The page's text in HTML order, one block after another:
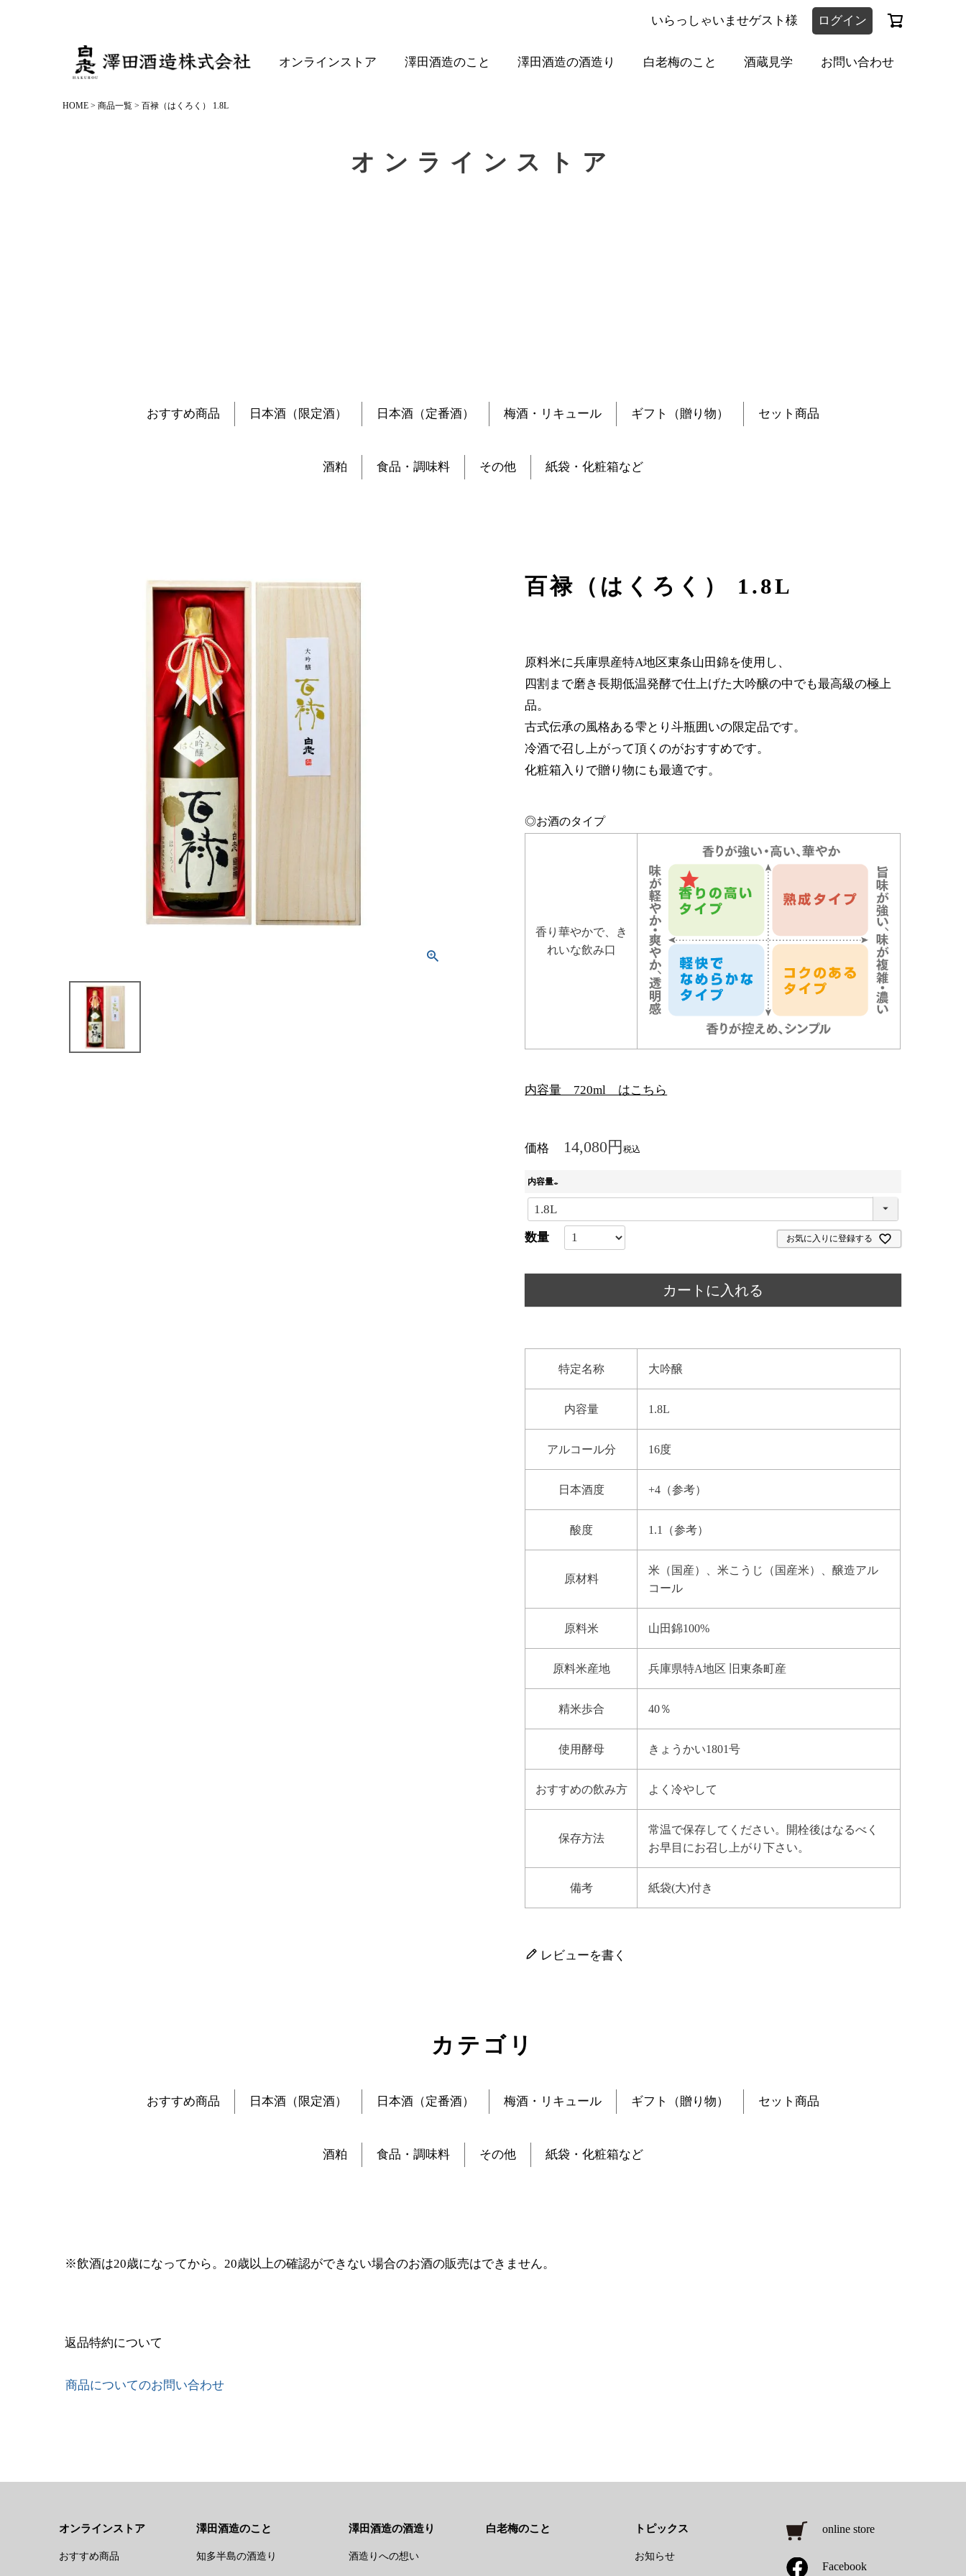
いらっしゃいませゲスト様 ログイン
オンラインストア 澤田酒造のこと 澤田酒造の酒造り 白老梅のこと 酒蔵見学 お問い合わせ
HOME 商品一覧 百禄（はくろく） 1.8L
オンラインストア
おすすめ商品 日本酒（限定酒） 日本酒（定番酒） 梅酒・リキュール ギフト（贈り物） セット商品
酒粕 食品・調味料 その他 紙袋・化粧箱など
百禄（はくろく） 1.8L
原料米に兵庫県産特A地区東条山田錦を使用し、
四割まで磨き長期低温発酵で仕上げた大吟醸の中でも最高級の極上
品。
古式伝承の風格ある雫とり斗瓶囲いの限定品です。
冷酒で召し上がって頂くのがおすすめです。
化粧箱入りで贈り物にも最適です。
◎お酒のタイプ
香り華やかで、き
れいな飲み口
内容量 720ml はこちら
価格 14,080 税込
内容量
必
お気に入りに登録する
カートに入れる
特定名称 大吟醸
内容量 1.8L
アルコール分 16度
日本酒度 +4（参考）
酸度 1.1（参考）
原材料
米（国産）、米こうじ（国産米）、醸造アル
コール
原料米 山田錦100%
原料米産地 兵庫県特A地区 旧東条町産
精米歩合 40％
使用酵母 きょうかい1801号
おすすめの飲み方 よく冷やして
保存方法
常温で保存してください。開栓後はなるべく
お早目にお召し上がり下さい。
備考 紙袋(大)付き
レビューを書く
カテゴリ
おすすめ商品 日本酒（限定酒） 日本酒（定番酒） 梅酒・リキュール ギフト（贈り物） セット商品
酒粕 食品・調味料 その他 紙袋・化粧箱など
※飲酒は20歳になってから。20歳以上の確認ができない場合のお酒の販売はできません。
返品特約について
商品についてのお問い合わせ
オンラインストア
おすすめ商品
澤田酒造のこと
知多半島の酒造り
澤田酒造の酒造り
酒造りへの想い
白老梅のこと トピックス
お知らせ
online store
Facebook